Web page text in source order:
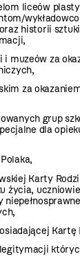
liceów
historii
muzeów za
za
grup
dla
Karty
życia,
Kartę